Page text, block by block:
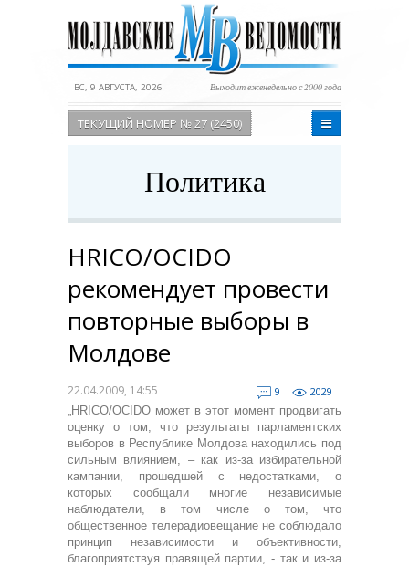
ВС, 9 АВГУСТА, 2026 Выходит еженедельно с 2000 года
ТЕКУЩИЙ НОМЕР № 27 (2450)
Политика
HRICO/OCIDO
рекомендует провести
повторные выборы в
Молдове
22.04.2009, 14:55 9
2029
„HRICO/OCIDO может в этот момент продвигать
оценку о том, что результаты парламентских
выборов в Республике Молдова находились под
сильным влиянием, – как из-за избирательной
кампании, прошедшей с недостатками, о
которых сообщали многие независимые
наблюдатели, в том числе о том, что
общественное телерадиовещание не соблюдало
принцип независимости и объективности,
благоприятствуя правящей партии, - так и из-за